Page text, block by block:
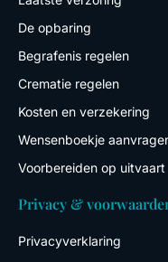
De opbaring
Begrafenis regelen
Crematie regelen
Kosten en verzekering
Wensenboekje
Voorbereiden op uitvaart
Privacy &
Privacyverklaring